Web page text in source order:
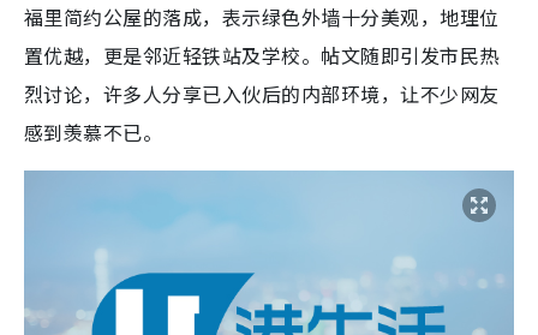
福里简约公屋的落成，表示绿色外墙十分美观，地理位
置优越，更是邻近轻铁站及学校。帖文随即引发市民热
烈讨论，许多人分享已入伙后的内部环境，让不少网友
感到羡慕不已。